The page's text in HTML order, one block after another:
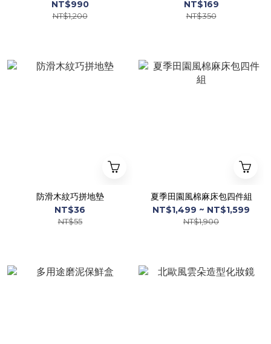
NT$990
NT$1,200
NT$169
NT$350
防滑木紋巧拼地墊
NT$36
NT$55
夏季田園風棉麻床包四件組
NT$1,499 ~ NT$1,599
NT$1,900